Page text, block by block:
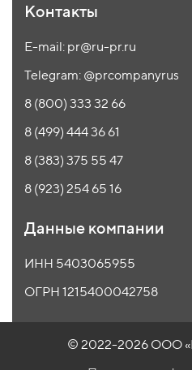
Контакты
E-mail: pr@ru-pr.ru
Telegram: @prcompanyrus
8 (800) 333 32 66
8 (499) 444 36 61
8 (383) 375 55 47
8 (923) 254 65 16
Данные компании
ИНН 5403065955
ОГРН 1215400042758
© 2022-2026 ООО